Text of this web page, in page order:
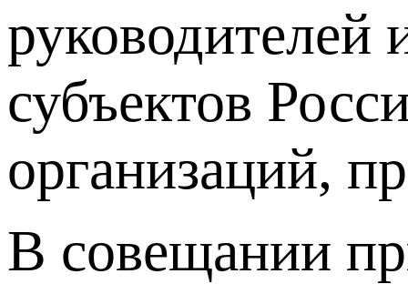
руководителей
субъектов
организаций,
В совещании